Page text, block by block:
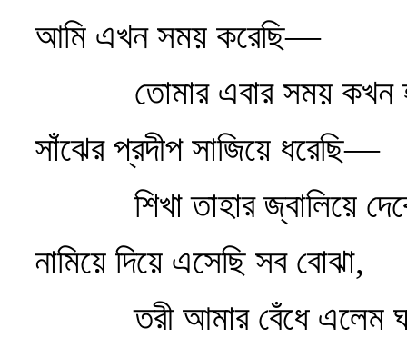
আমি এখন সময় করেছি—
তোমার এবার সময় কখন
সাঁঝের প্রদীপ সাজিয়ে ধরেছি—
শিখা তাহার জ্বালিয়ে
নামিয়ে দিয়ে এসেছি সব বোঝা,
তরী আমার বেঁধে এলেম